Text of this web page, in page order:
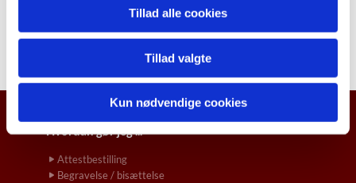
Tillad alle cookies
Tillad valgte
Kun nødvendige cookies
Hvordan gør jeg ...
Attestbestilling
Begravelse / bisættelse